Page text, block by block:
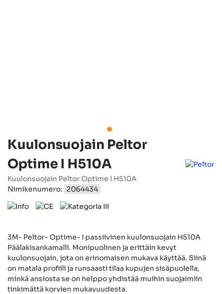
Kuulonsuojain Peltor
Optime I H510A
Kuulonsuojain Peltor Optime I H510A
Nimikenumero: 2064434
3M- Peltor- Optime- I passiivinen kuulonsuojain H510A
Päälakisankamalli. Monipuolinen ja erittäin kevyt
kuulonsuojain, jota on erinomaisen mukava käyttää. Siinä
on matala profiili ja runsaasti tilaa kupujen sisäpuolella,
minkä ansiosta se on helppo yhdistää muihin suojaimiin
tinkimättä korvien mukavuudesta.